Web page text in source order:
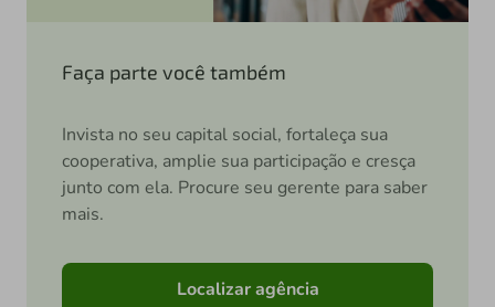
Faça parte você também
Invista no seu capital social, fortaleça sua
cooperativa, amplie sua participação e cresça
junto com ela. Procure seu gerente para saber
mais.
Localizar agência